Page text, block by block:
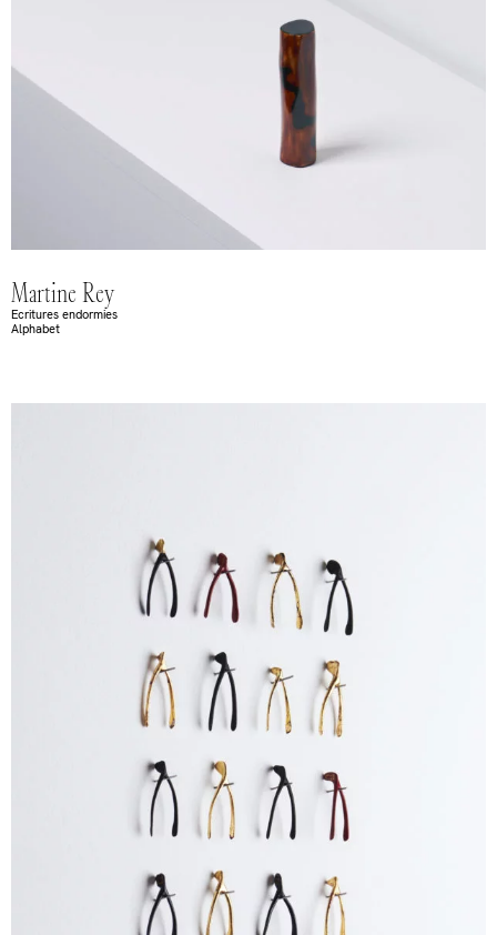
Martine Rey
Ecritures endormies
Alphabet